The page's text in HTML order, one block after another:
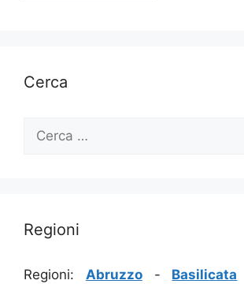
Cerca
per:
Regioni
Regioni: Abruzzo- Basilicata